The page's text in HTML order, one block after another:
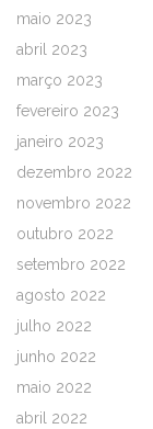
maio 2023
abril 2023
março 2023
fevereiro 2023
janeiro 2023
dezembro 2022
novembro 2022
outubro 2022
setembro 2022
agosto 2022
julho 2022
junho 2022
maio 2022
abril 2022